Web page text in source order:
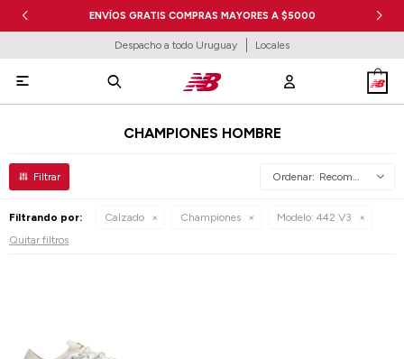
ENVÍOS GRATIS COMPRAS MAYORES A $5000
Despacho a todo Uruguay Locales

CHAMPIONES HOMBRE
Recomendados
Filtrando por: Calzado Championes Modelo: 442 V3
Quitar filtros